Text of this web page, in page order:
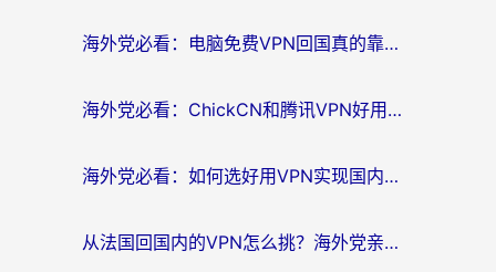
海外党必看：电脑免费VPN回国真的靠谱吗？附实测对比与最优方案指南
海外党必看：ChickCN和腾讯VPN好用吗？3招选对回国加速器，告别地区限制
海外党必看：如何选好用VPN实现国内资源无缝访问？从越南到全球都适用
从法国回国内的VPN怎么挑？海外党亲测：稳定、多端、安全才是关键